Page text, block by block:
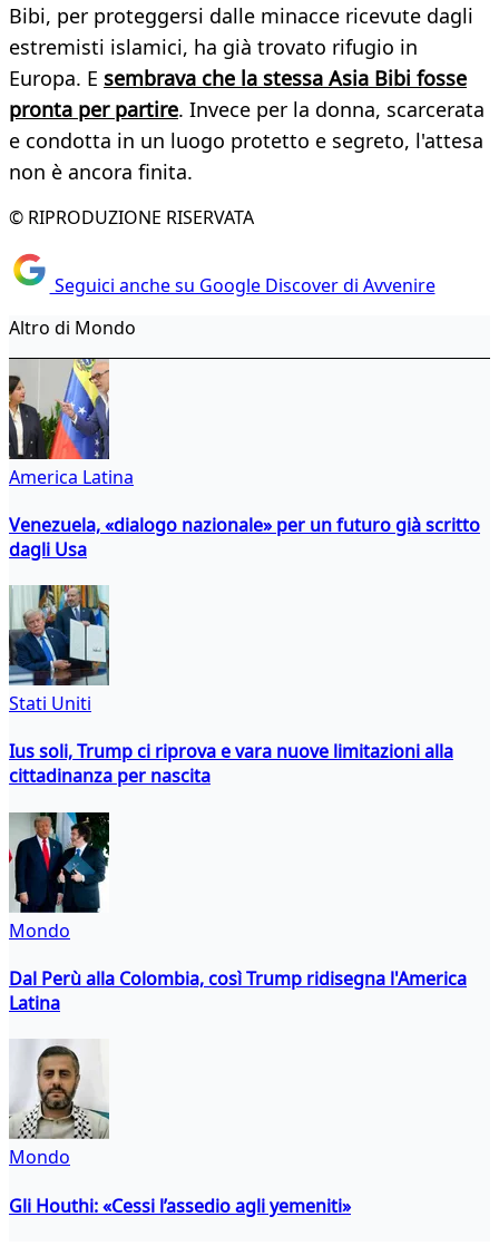
Bibi, per proteggersi dalle minacce ricevute dagli
estremisti islamici, ha già trovato rifugio in
Europa. E sembrava che la stessa Asia Bibi fosse
pronta per partire. Invece per la donna, scarcerata
e condotta in un luogo protetto e segreto, l'attesa
non è ancora finita.
© RIPRODUZIONE RISERVATA
Seguici anche su Google Discover di Avvenire
Altro di Mondo
America Latina
Venezuela, «dialogo nazionale» per un futuro già scritto
dagli Usa
Stati Uniti
Ius soli, Trump ci riprova e vara nuove limitazioni alla
cittadinanza per nascita
Mondo
Dal Perù alla Colombia, così Trump ridisegna l'America
Latina
Mondo
Gli Houthi: «Cessi l’assedio agli yemeniti»